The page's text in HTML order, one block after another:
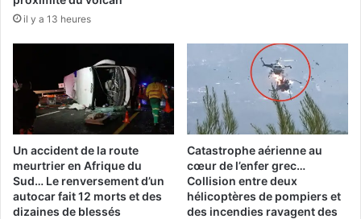
il y a 13 heures
Un accident de la route
meurtrier en Afrique du
Sud… Le renversement d’un
autocar fait 12 morts et des
dizaines de blessés
Catastrophe aérienne au
cœur de l’enfer grec…
Collision entre deux
hélicoptères de pompiers et
des incendies ravagent des